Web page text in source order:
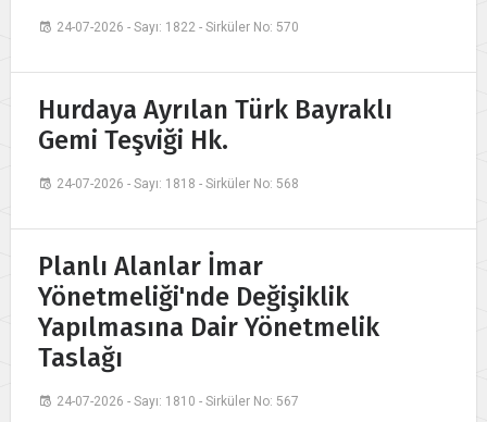
24-07-2026 - Sayı: 1822 - Sirküler No: 570
Hurdaya Ayrılan Türk Bayraklı
Gemi Teşviği Hk.
24-07-2026 - Sayı: 1818 - Sirküler No: 568
Planlı Alanlar İmar
Yönetmeliği'nde Değişiklik
Yapılmasına Dair Yönetmelik
Taslağı
24-07-2026 - Sayı: 1810 - Sirküler No: 567